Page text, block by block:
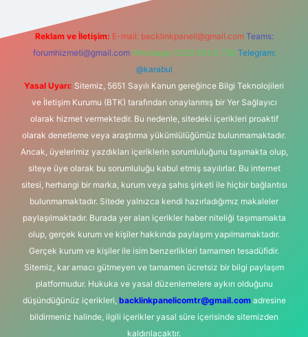
Reklam ve İletişim: E-mail: backlinkpaneli@gmail.com Teams:
forumhizmeti@gmail.com Whatsapp: 0262 606 0 726 Telegram:
@karabul
Yasal Uyarı: Sitemiz, 5651 Sayılı Kanun gereğince Bilgi Teknolojileri
ve İletişim Kurumu (BTK) tarafından onaylanmış bir Yer Sağlayıcı
olarak hizmet vermektedir. Bu nedenle, sitedeki içerikleri proaktif
olarak denetleme veya araştırma yükümlülüğümüz bulunmamaktadır.
Ancak, üyelerimiz yazdıkları içeriklerin sorumluluğunu taşımakta olup,
siteye üye olarak bu sorumluluğu kabul etmiş sayılırlar. Bu internet
sitesi, herhangi bir marka, kurum veya şahıs şirketi ile hiçbir bağlantısı
bulunmamaktadır. Sitede yalnızca kendi hazırladığımız makaleler
paylaşılmaktadır. Burada yer alan içerikler haber niteliği taşımamakta
olup, gerçek kurum ve kişiler hakkında paylaşım yapılmamaktadır.
Gerçek kurum ve kişiler ile isim benzerlikleri tamamen tesadüfidir.
Sitemiz, kar amacı gütmeyen ve tamamen ücretsiz bir bilgi paylaşım
platformudur. Hukuka ve yasal düzenlemelere aykırı olduğunu
düşündüğünüz içerikleri, backlinkpanelicomtr@gmail.comadresine
bildirmeniz halinde, ilgili içerikler yasal süre içerisinde sitemizden
kaldırılacaktır.